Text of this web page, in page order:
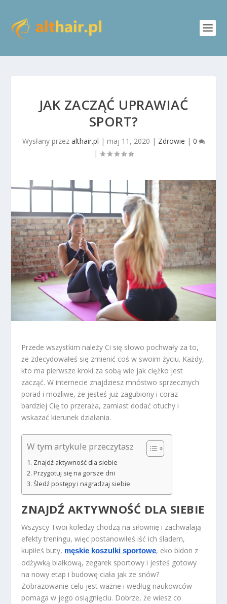
JAK ZACZĄĆ UPRAWIAĆ
SPORT?
Wysłany przez althair.pl | maj 11, 2020 | Zdrowie | 0
|
Przede wszystkim należy Ci się słowo pochwały za to,
że zdecydowałeś się zmienić coś w swoim życiu. Każdy,
kto ma pierwsze kroki za sobą wie jak ciężko jest
zacząć. W internecie znajdziesz mnóstwo sprzecznych
porad i możliwe, że jesteś już zagubiony i coraz
bardziej Cię to przeraża, zamiast dodać otuchy i
wskazać kierunek działania.
W tym artykule przeczytasz
Znajdź aktywność dla siebie
Przygotuj się na gorsze dni
Śledź postępy i nagradzaj siebie
ZNAJDŹ AKTYWNOŚĆ DLA SIEBIE
Wszyscy Twoi koledzy chodzą na siłownię i zachwalają
efekty treningu, więc postanowiłeś iść ich śladem,
kupiłeś buty, męskie koszulki sportowe, eko bidon z
odżywką białkową, zegarek sportowy i jesteś gotowy
na nowy etap i budowę ciała jak ze snów?
Zobrazowanie celu jest ważne i według naukowców
pomaga w jego osiągnięciu. Dobrze, że wiesz co